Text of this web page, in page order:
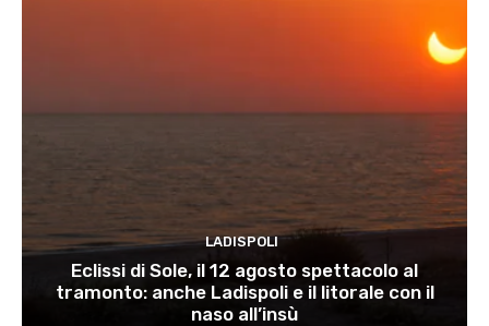
LADISPOLI
Eclissi di Sole, il 12 agosto spettacolo al
tramonto: anche Ladispoli e il litorale con il
naso all’insù